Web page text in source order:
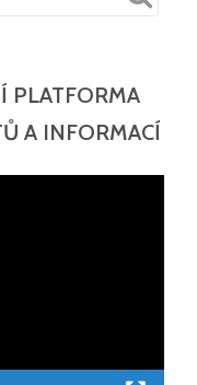
PLATFORMA
A INFORMACÍ